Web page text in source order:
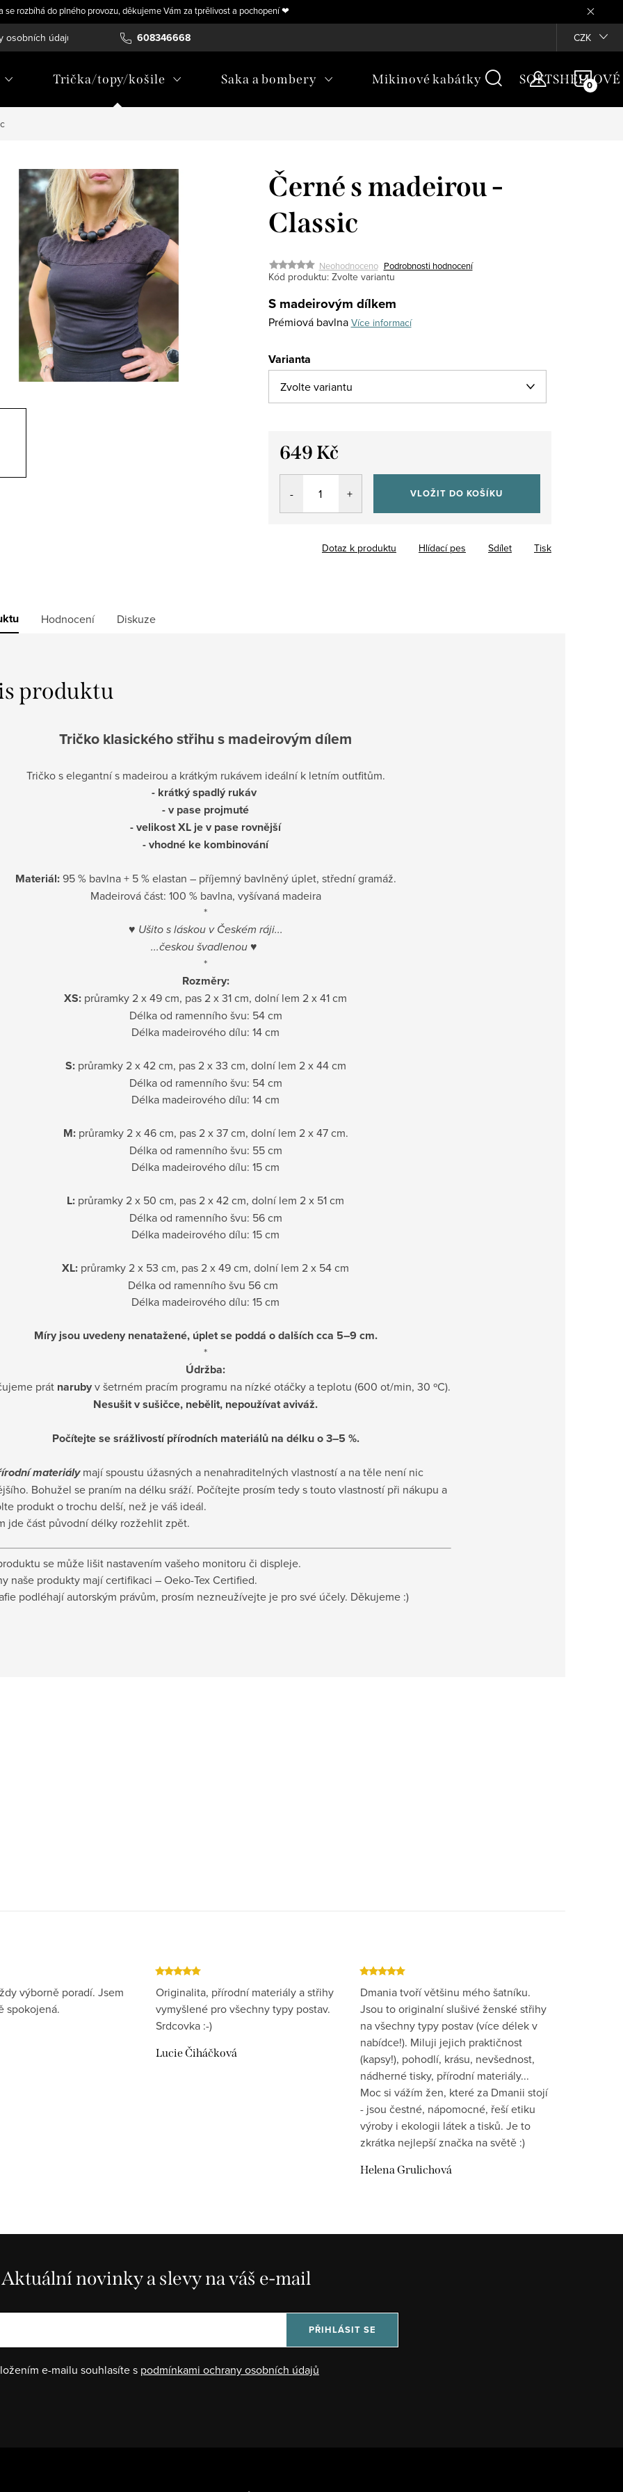
rozbíhá do plného provozu, děkujeme Vám za tprělivost a pochopení ❤
608346668
osobních údajů Vrácení, výměna nebo úprava zboží na míru CZK
Trička/topy/košile Saka a bombery Mikinové kabátky
Černé s madeirou -
Classic
Neohodnoceno Podrobnosti hodnocení
Kód produktu: Zvolte variantu
S madeirovým dílkem
Prémiová bavlna Více informací
Varianta
649 Kč
Měrná
VLOŽIT DO KOŠÍKU
Tisk
Dotaz k produktu Hlídací pes Sdílet
Hodnocení Diskuze
produktu
Tričko klasického střihu s madeirovým dílem
Tričko s elegantní s madeirou a krátkým rukávem ideální k letním outfitům.
- krátký spadlý rukáv
- v pase projmuté
- velikost XL je v pase rovnější
- vhodné ke kombinování
Materiál:95 % bavlna + 5 % elastan – příjemný bavlněný úplet, střední gramáž.
Madeirová část: 100 % bavlna, vyšívaná madeira
*
♥ Ušito s láskou v Českém ráji...
...českou švadlenou ♥
*
Rozměry:
XS: průramky 2 x 49 cm, pas 2 x 31 cm, dolní lem 2 x 41 cm
Délka od ramenního švu: 54 cm
Délka madeirového dílu: 14 cm
S: průramky 2 x 42 cm, pas 2 x 33 cm, dolní lem 2 x 44 cm
Délka od ramenního švu: 54 cm
Délka madeirového dílu: 14 cm
M: průramky 2 x 46 cm, pas 2 x 37 cm, dolní lem 2 x 47 cm.
Délka od ramenního švu: 55 cm
Délka madeirového dílu: 15 cm
L: průramky 2 x 50 cm, pas 2 x 42 cm, dolní lem 2 x 51 cm
Délka od ramenního švu: 56 cm
Délka madeirového dílu: 15 cm
XL: průramky 2 x 53 cm, pas 2 x 49 cm, dolní lem 2 x 54 cm
Délka od ramenního švu 56 cm
Délka madeirového dílu: 15 cm
Míry jsou uvedeny nenatažené, úplet se poddá o dalších cca 5–9 cm.
*
Údržba:
prát narubyv šetrném pracím programu na nízké otáčky a teplotu (600 ot/min, 30 ºC).
Nesušit v sušičce, nebělit, nepoužívat aviváž.
Počítejte se srážlivostí přírodních materiálů na délku o 3–5 %.
materiálymají spoustu úžasných a nenahraditelných vlastností a na těle není nic
Bohužel se praním na délku sráží. Počítejte prosím tedy s touto vlastností při nákupu a
produkt o trochu delší, než je váš ideál.
jde část původní délky rozžehlit zpět.
se může lišit nastavením vašeho monitoru či displeje.
naše produkty mají certifikaci – Oeko-Tex Certified.
podléhají autorským právům, prosím nezneužívejte je pro své účely. Děkujeme :)
výborně poradí. Jsem
spokojená.
Originalita, přírodní materiály a střihy
vymyšlené pro všechny typy postav.
Srdcovka :-)
Lucie Čiháčková
Dmania tvoří většinu mého šatníku.
Jsou to originalní slušivé ženské střihy
na všechny typy postav (více délek v
nabídce!). Miluji jejich praktičnost
(kapsy!), pohodlí, krásu, nevšednost,
nádherné tisky, přírodní materiály...
Moc si vážím žen, které za Dmanii stojí
- jsou čestné, nápomocné, řeší etiku
výroby i ekologii látek a tisků. Je to
zkrátka nejlepší značka na světě :)
Helena Grulichová
Aktuální novinky a slevy na váš e-mail
e-mailu souhlasíte s podmínkami ochrany osobních údajů
PŘIHLÁSIT SE